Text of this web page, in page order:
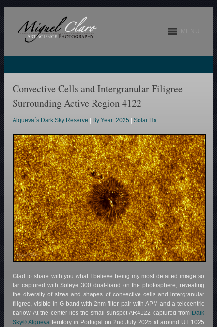
Convective Cells and Intergranular Filigree
Surrounding Active Region 4122
Alqueva´s Dark Sky Reserve By Year: 2025 |Solar Ha
Glad to share with you what I believe being my most detailed image so
far captured with Soleye 300 dual-band on the photosphere, revealing
the diversity of sizes and shapes of convective cells and intergranular
filigree, visible in G-band with 2nm filter pair with APM and a telecentric
barlow. At the center lies the small sunspot AR4122 captured from Dark
Sky® Alqueva territory in Portugal on 2nd July 2025 at around UT 1025